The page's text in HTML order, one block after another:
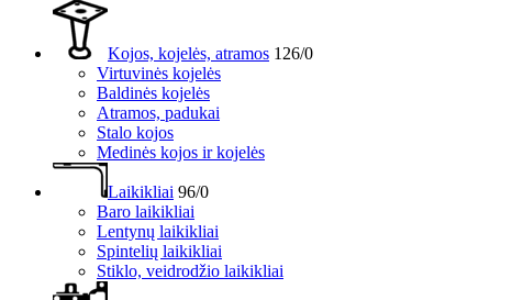
Kojos, kojelės, atramos 126/0
Virtuvinės kojelės
Baldinės kojelės
Atramos, padukai
Stalo kojos
Medinės kojos ir kojelės
Laikikliai 96/0
Baro laikikliai
Lentynų laikikliai
Spintelių laikikliai
Stiklo, veidrodžio laikikliai